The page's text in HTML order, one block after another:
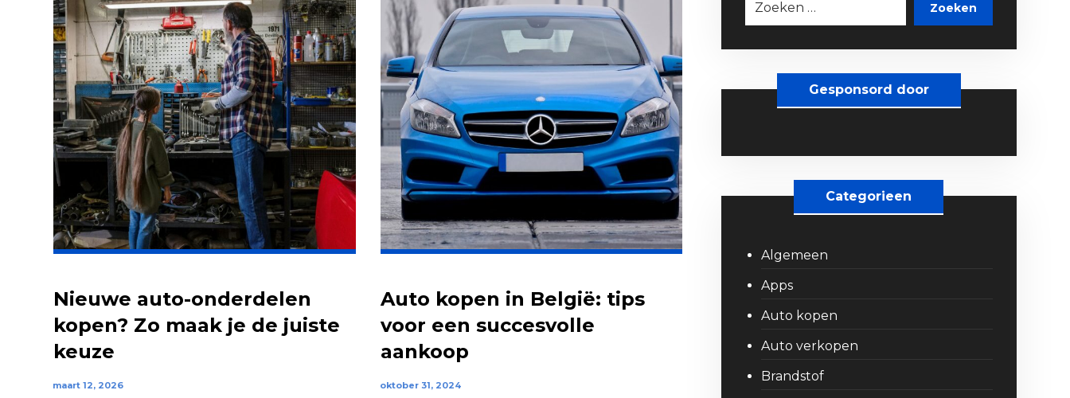
Nieuwe auto-onderdelen
kopen? Zo maak je de juiste
keuze
maart 12, 2026
Auto kopen in België: tips
voor een succesvolle
aankoop
oktober 31, 2024
Zoeken
Gesponsord door
Categorieen
Algemeen
Apps
Auto kopen
Auto verkopen
Brandstof